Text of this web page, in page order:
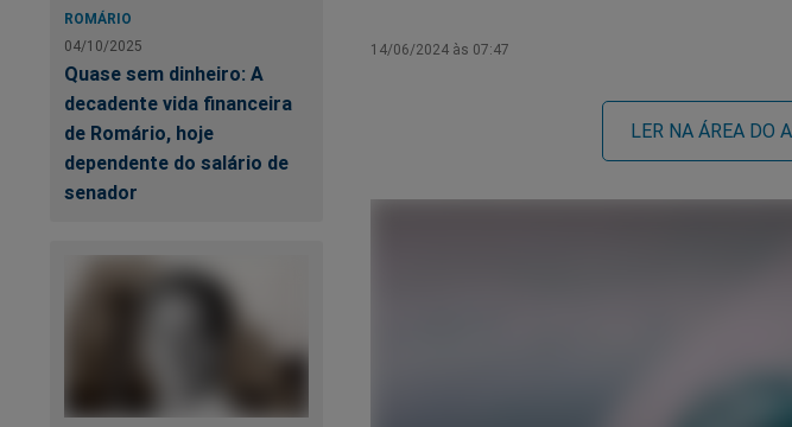
ROMÁRIO
04/10/2025
Quase sem dinheiro: A
decadente vida financeira
de Romário, hoje
dependente do salário de
senador
14/06/2024 às 07:47
LER NA ÁREA DO